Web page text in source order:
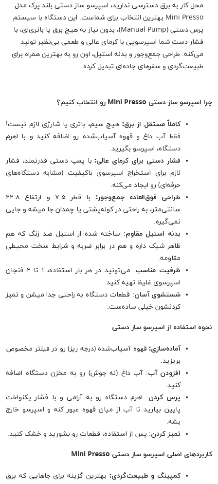
محل کار به برق دسترسی ندارید، اسپرسو ساز دستی بلند پرک مدل
Mini Presso بهترین انتخاب برای شماست. این دستگاه با سیستم
پرس دستی (Manual Pump)، بدون نیاز به هیچ برق یا باتری‌ای، با
فشار دست شما اسپرسویی با کرمای عالی و طعمی بی‌نظیر تولید
می‌کنه. طراحی جمع‌وجور و بدنه استیل، اون رو به بهترین همراه برای
طبیعت‌گردی و سفرهای جاده‌ای تبدیل کرده.
چرا اسپرسو ساز دستی Mini Presso رو انتخاب کنیم؟
کاملاٌ مستقل از برق: هیچ سیم، باتری یا شارژی لازم نیست!
فقط آب داغ و قهوه آسیاب‌شده رو اضافه کنید و با اهرم
دستگاه، اسپرسو بگیرید.
فشار دستی برای کرمای عالی:با پمپ دستی قدرتمند، فشار
لازم برای استخراج اسپرسوی باکیفیت (مشابه دستگاه‌های
حرفه‌ای) رو ایجاد می‌کنه.
طراحی فوق‌العاده جمع‌وجور:
با قطر ۷.۵ و ارتفاع ۲۲.۸
سانتی‌متر، به راحتی در کوله‌پشتی یا چمدان جا میشه و جایی
نمی‌گیره.
بدنه استیل مقاوم: ساخته شده از استیل ضد زنگ که هم
ظاهر شیک داره و هم در برابر ضربه و شرایط سخت محیطی
مقاومه.
ظرفیت مناسب
: می‌تونید در هر بار استفاده، ۱ تا ۲ فنجان
اسپرسوی غلیظ تهیه کنید.
شستشوی آسان: قطعات دستگاه به راحتی جدا میشن و تمیز
کردنشون خیلی ساده‌ست.
نحوه استفاده از اسپرسو ساز دستی
آماده‌سازی: قهوه آسیاب‌شده (درجه ریز) رو در فیلتر مخصوص
بریزید.
افزودن آب: آب داغ (نه جوش) رو به مخزن دستگاه اضافه
کنید.
پرس کردن: اهرم دستگاه رو به آرامی و با فشار یکنواخت
پایین بیارید تا آب از میان قهوه عبور کنه و اسپرسو خارج
بشه.
تمیز کردن: پس از استفاده، قطعات رو بشورید و خشک کنید.
کاربردهای اصلی اسپرسو ساز دستی Mini Presso
کمپینگ و طبیعت‌گردی: بهترین گزینه برای جاهایی که برق